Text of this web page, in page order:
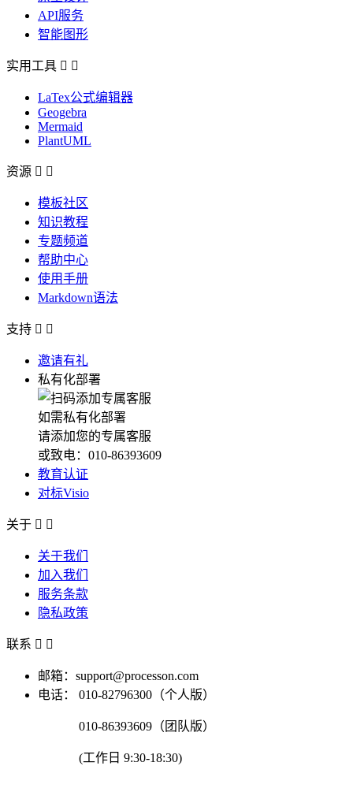
API服务
智能图形
实用工具  
LaTex公式编辑器
Geogebra
Mermaid
PlantUML
资源  
模板社区
知识教程
专题频道
帮助中心
使用手册
Markdown语法
支持  
邀请有礼
私有化部署
如需私有化部署
请添加您的专属客服
或致电：010-86393609
教育认证
对标Visio
关于  
关于我们
加入我们
服务条款
隐私政策
联系  
邮箱：support@processon.com
电话：
010-82796300（个人版）
010-86393609（团队版）
(工作日 9:30-18:30)